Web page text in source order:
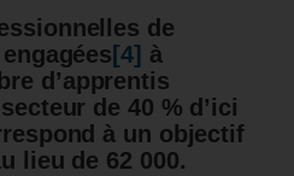
de
[4] à
d’apprentis
de 40 % d’ici
à un objectif
lieu de 62 000.